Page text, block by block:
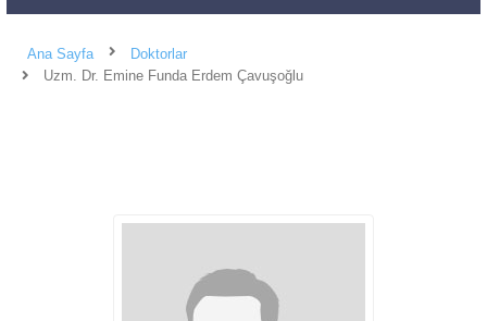
Ana Sayfa
Doktorlar
Uzm. Dr. Emine Funda Erdem Çavuşoğlu